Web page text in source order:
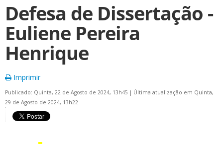
Defesa de Dissertação -
Euliene Pereira
Henrique
Imprimir
Publicado: Quinta, 22 de Agosto de 2024, 13h45 | Última atualização em Quinta,
29 de Agosto de 2024, 13h22